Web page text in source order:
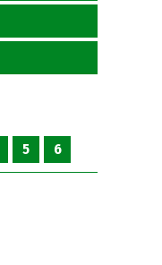
5 6